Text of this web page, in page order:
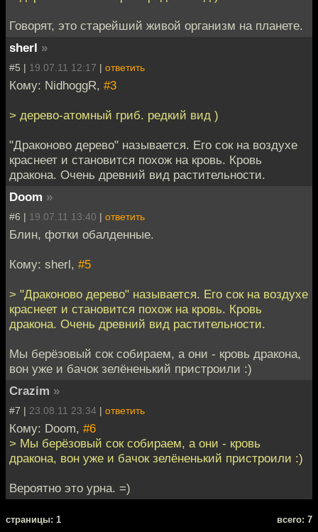
Говорят, это старейший живой организм на планете.
sherl »
#5 | 19.07.11 12:17 | ответить
Кому: NidhoggR, #3
> дерево-атомный гриб. редкий вид )
"Драконово дерево" называется. Его сок на воздухе
краснеет и становится похож на кровь. Кровь
дракона. Очень древний вид растительности.
Doom »
#6 | 19.07.11 13:40 | ответить
Блин, фотки обалденные.
Кому: sherl, #5
> "Драконово дерево" называется. Его сок на воздухе
краснеет и становится похож на кровь. Кровь
дракона. Очень древний вид растительности.
Мы берёзовый сок собираем, а они - кровь дракона,
вон уже и бачок зелёненький пристроили :)
Crazim »
#7 | 23.08.11 23:34 | ответить
Кому: Doom, #6
> Мы берёзовый сок собираем, а они - кровь
дракона, вон уже и бачок зелёненький пристроили :)
Вероятно это урна. =)
cтраницы: 1 всего: 7